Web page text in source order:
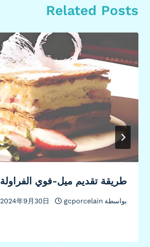
Related Posts
طريقة تقديم ميل-فوي الفراولة
بواسطة gcporcelain
2024年9月30日